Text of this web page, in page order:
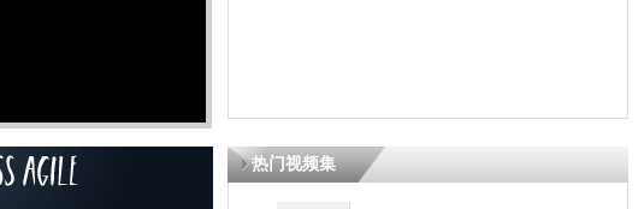
热门视频集